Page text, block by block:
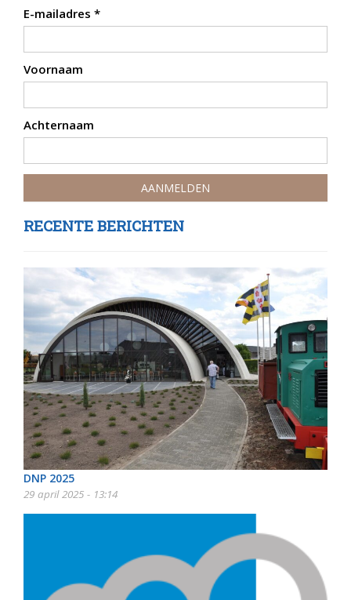
E-mailadres *
Voornaam
Achternaam
RECENTE BERICHTEN
DNP 2025
29 april 2025 - 13:14